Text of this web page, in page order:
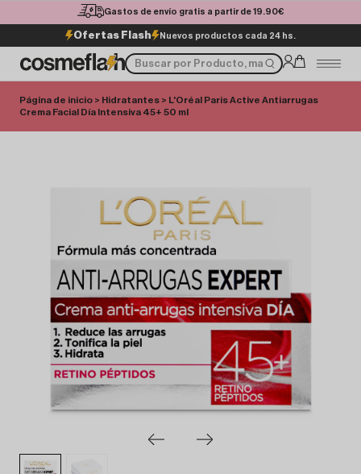
Gastos de envío gratis a partir de 19.90€
Ofertas Flash Nuevos productos cada 24 hs.
Página de inicio > Hidratantes > L'Oréal Paris Active Antiarrugas
Crema Facial Día Intensiva 45+ 50 ml